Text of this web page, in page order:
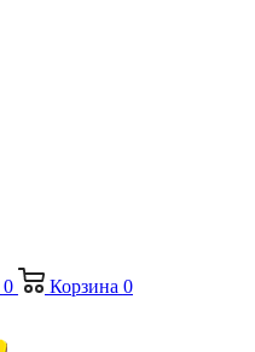
0 Корзина 0